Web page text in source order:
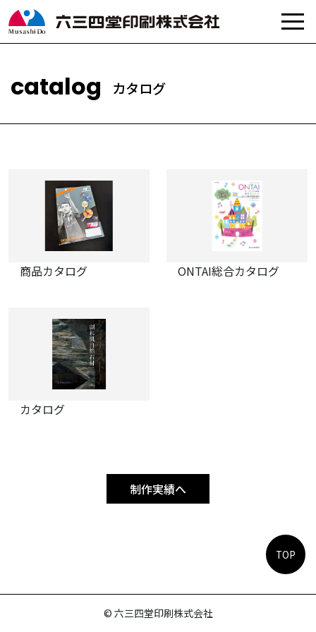
カタログ
商品カタログ ONTAI総合カタログ
カタログ
制作実績へ
© 六三四堂印刷株式会社
TOP